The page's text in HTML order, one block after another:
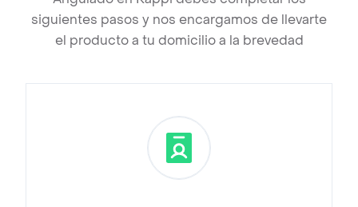
siguientes pasos y nos encargamos de llevarte
el producto a tu domicilio a la brevedad